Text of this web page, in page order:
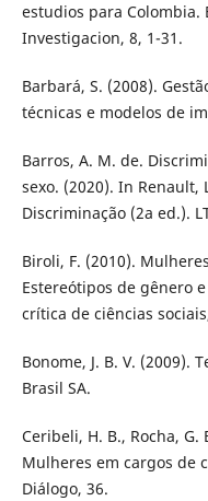
estudios para Colombia.
Investigacion, 8, 1-31.
Barbará, S. (2008).
técnicas e modelos de
Barros, A. M. de.
sexo. (2020). In Renault,
Discriminação (2a ed.).
Biroli, F. (2010).
Estereótipos de gênero
crítica de ciências
Bonome, J. B. V. (2009).
Brasil SA.
Ceribeli, H. B., Rocha, G.
Mulheres em cargos de
Diálogo, 36.